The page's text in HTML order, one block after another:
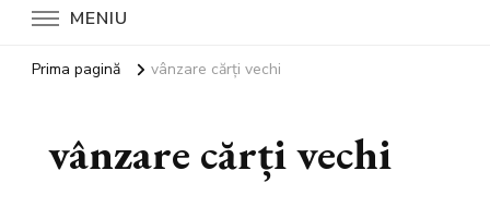
MENIU
Prima pagină vânzare cărți vechi
vânzare cărți vechi